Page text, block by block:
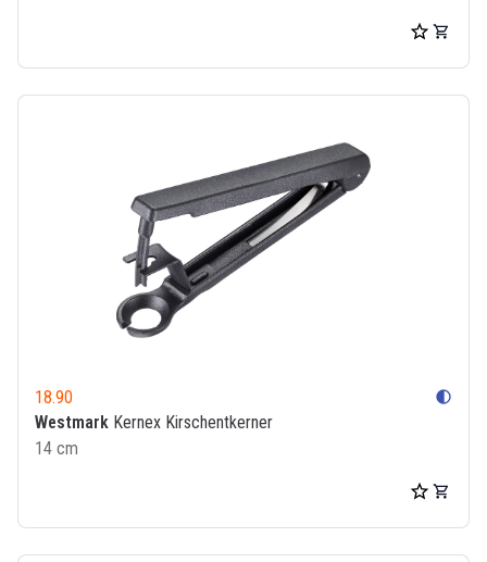
18.90 contrast
Westmark Kernex Kirschentkerner
14 cm